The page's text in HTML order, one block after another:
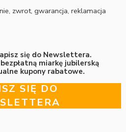
zwrot, gwarancja, reklamacja
się do Newslettera.
miarkę jubilerską
kupony rabatowe.
SIĘ DO